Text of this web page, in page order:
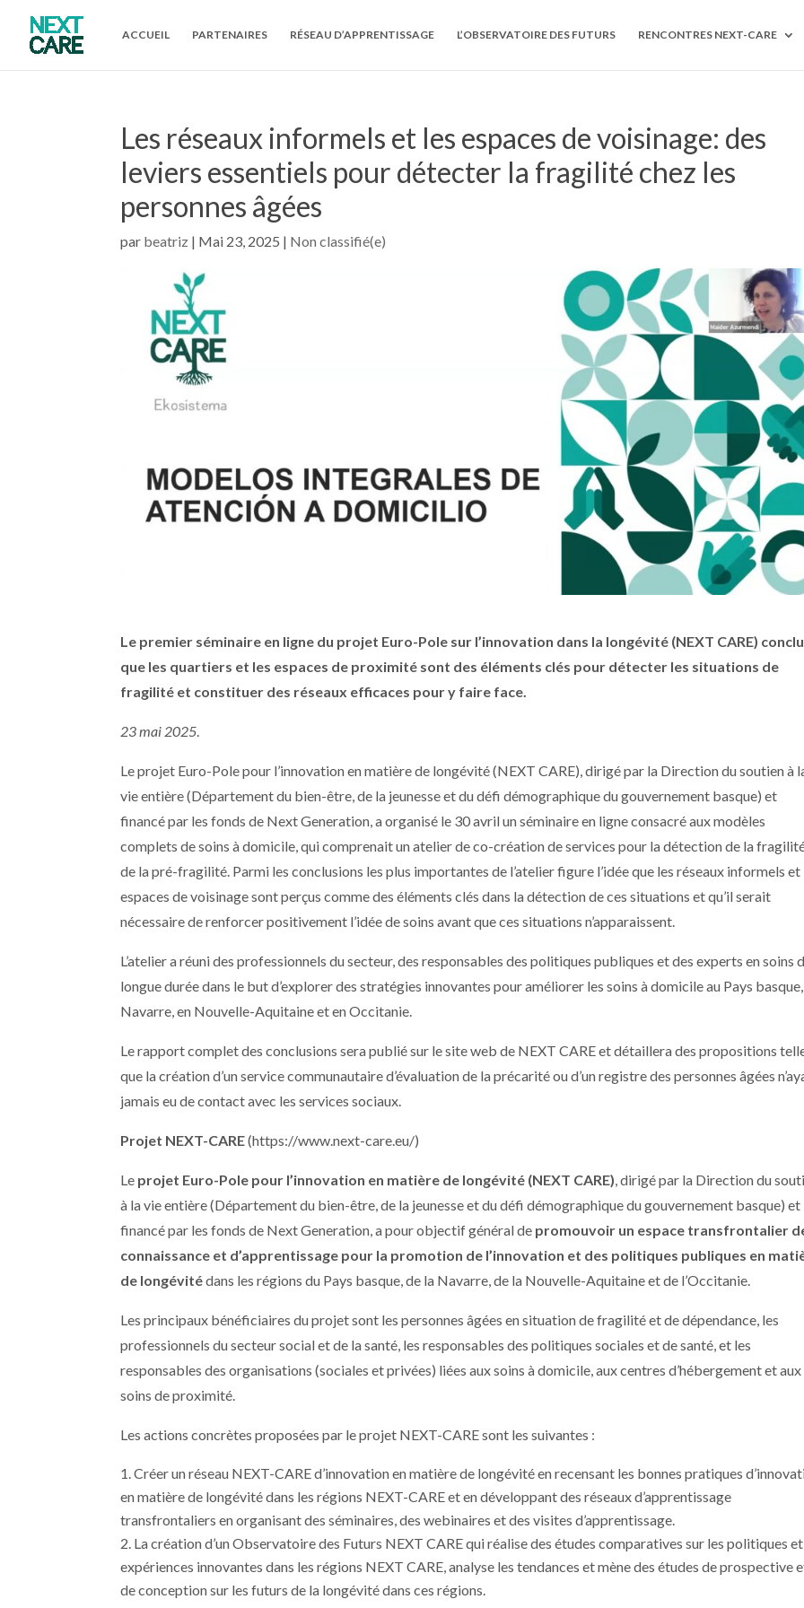
ACCUEIL PARTENAIRES RÉSEAU D’APPRENTISSAGE L’OBSERVATOIRE DES FUTURS RENCONTRES NEXT-CARE
Les réseaux informels et les espaces de voisinage: des
leviers essentiels pour détecter la fragilité chez les
personnes âgées
par beatriz | Mai 23, 2025 | Non classifié(e)
Le premier séminaire en ligne du projet Euro-Pole sur l’innovation dans la longévité (NEXT CARE)
que les quartiers et les espaces de proximité sont des éléments clés pour détecter les situations de
fragilité et constituer des réseaux efficaces pour y faire face.
23 mai 2025.
Le projet Euro-Pole pour l’innovation en matière de longévité (NEXT CARE), dirigé par la Direction du soutien à
vie entière (Département du bien-être, de la jeunesse et du défi démographique du gouvernement basque) et
financé par les fonds de Next Generation, a organisé le 30 avril un séminaire en ligne consacré aux modèles
complets de soins à domicile, qui comprenait un atelier de co-création de services pour la détection de la
de la pré-fragilité. Parmi les conclusions les plus importantes de l’atelier figure l’idée que les réseaux informels et
espaces de voisinage sont perçus comme des éléments clés dans la détection de ces situations et qu’il serait
nécessaire de renforcer positivement l’idée de soins avant que ces situations n’apparaissent.
L’atelier a réuni des professionnels du secteur, des responsables des politiques publiques et des experts en soins
longue durée dans le but d’explorer des stratégies innovantes pour améliorer les soins à domicile au Pays
Navarre, en Nouvelle-Aquitaine et en Occitanie.
Le rapport complet des conclusions sera publié sur le site web de NEXT CARE et détaillera des propositions
que la création d’un service communautaire d’évaluation de la précarité ou d’un registre des personnes âgées
jamais eu de contact avec les services sociaux.
Projet NEXT-CARE(https://www.next-care.eu/)
Le projet Euro-Pole pour l’innovation en matière de longévité (NEXT CARE), dirigé par la Direction du
à la vie entière (Département du bien-être, de la jeunesse et du défi démographique du gouvernement basque) et
financé par les fonds de Next Generation, a pour objectif général de promouvoir un espace transfrontalier
connaissance et d’apprentissage pour la promotion de l’innovation et des politiques publiques en
de longévitédans les régions du Pays basque, de la Navarre, de la Nouvelle-Aquitaine et de l’Occitanie.
Les principaux bénéficiaires du projet sont les personnes âgées en situation de fragilité et de dépendance, les
professionnels du secteur social et de la santé, les responsables des politiques sociales et de santé, et les
responsables des organisations (sociales et privées) liées aux soins à domicile, aux centres d’hébergement et aux
soins de proximité.
Les actions concrètes proposées par le projet NEXT-CARE sont les suivantes :
Créer un réseau NEXT-CARE d’innovation en matière de longévité en recensant les bonnes pratiques
en matière de longévité dans les régions NEXT-CARE et en développant des réseaux d’apprentissage
transfrontaliers en organisant des séminaires, des webinaires et des visites d’apprentissage.
La création d’un Observatoire des Futurs NEXT CARE qui réalise des études comparatives sur les politiques et
expériences innovantes dans les régions NEXT CARE, analyse les tendances et mène des études de prospective
de conception sur les futurs de la longévité dans ces régions.